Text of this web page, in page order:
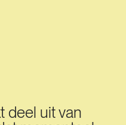
deel uit van